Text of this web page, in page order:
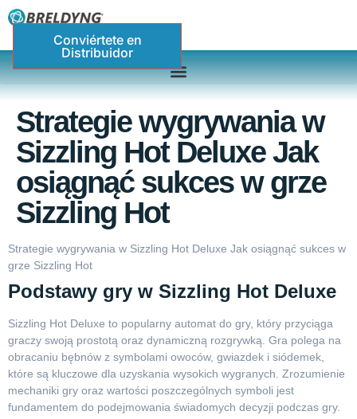
Conviértete en
Distribuidor
Strategie wygrywania w
Sizzling Hot Deluxe Jak
osiągnąć sukces w grze
Sizzling Hot
Strategie wygrywania w Sizzling Hot Deluxe Jak osiągnąć sukces w
grze Sizzling Hot
Podstawy gry w Sizzling Hot Deluxe
Sizzling Hot Deluxe to popularny automat do gry, który przyciąga
graczy swoją prostotą oraz dynamiczną rozgrywką. Gra polega na
obracaniu bębnów z symbolami owoców, gwiazdek i siódemek,
które są kluczowe dla uzyskania wysokich wygranych. Zrozumienie
mechaniki gry oraz wartości poszczególnych symboli jest
fundamentem do podejmowania świadomych decyzji podczas gry.